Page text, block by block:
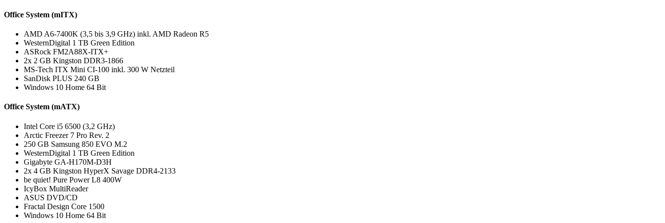
Office System (mITX)
AMD A6-7400K (3,5 bis 3,9 GHz) inkl. AMD Radeon R5
WesternDigital 1 TB Green Edition
ASRock FM2A88X-ITX+
2x 2 GB Kingston DDR3-1866
MS-Tech ITX Mini CI-100 inkl. 300 W Netzteil
SanDisk PLUS 240 GB
Windows 10 Home 64 Bit
Office System (mATX)
Intel Core i5 6500 (3,2 GHz)
Arctic Freezer 7 Pro Rev. 2
250 GB Samsung 850 EVO M.2
WesternDigital 1 TB Green Edition
Gigabyte GA-H170M-D3H
2x 4 GB Kingston HyperX Savage DDR4-2133
be quiet! Pure Power L8 400W
IcyBox MultiReader
ASUS DVD/CD
Fractal Design Core 1500
Windows 10 Home 64 Bit